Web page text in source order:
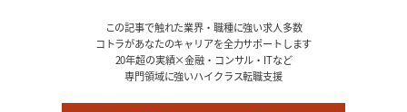
この記事で触れた業界・職種に強い求人多数
コトラがあなたのキャリアを全力サポートします
20年超の実績×金融・コンサル・ITなど
専門領域に強いハイクラス転職支援